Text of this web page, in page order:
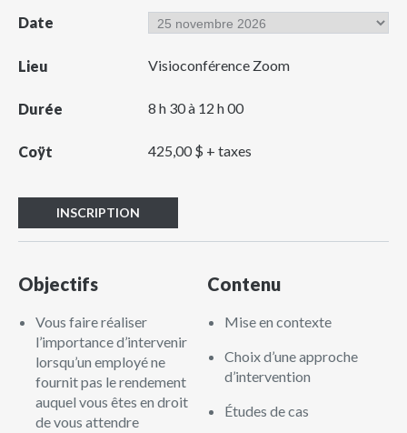
Date
Lieu Visioconférence Zoom
Durée 8 h 30 à 12 h 00
Coÿt 425,00 $ + taxes
INSCRIPTION
Objectifs
Vous faire réaliser
l’importance d’intervenir
lorsqu’un employé ne
fournit pas le rendement
auquel vous êtes en droit
de vous attendre
Contenu
Mise en contexte
Choix d’une approche
d’intervention
Études de cas